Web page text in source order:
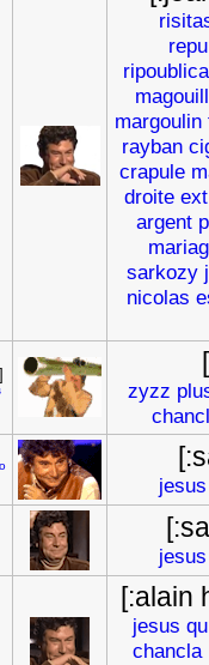
margoulin
rayban
crapule
droite
argent
sarkozy
nicolas
zyzz
jesus
jesus
[:alain
jesus
chancla